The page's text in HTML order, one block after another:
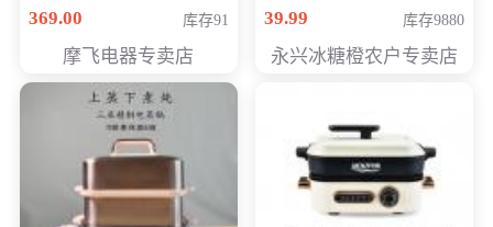
元
369.00 库存91
摩飞电器专卖店
万斤 会员包邮专享价
39.99 库存9880
永兴冰糖橙农户专卖店